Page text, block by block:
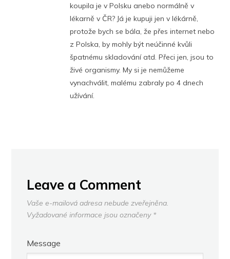
koupila je v Polsku anebo normálně v
lékarně v ČR? Já je kupuji jen v lékárně,
protože bych se bála, že přes internet nebo
z Polska, by mohly být neúčinné kvůli
špatnému skladování atd. Přeci jen, jsou to
živé organismy. My si je nemůžeme
vynachválit, malému zabraly po 4 dnech
užívání.
Leave a Comment
Vaše e-mailová adresa nebude zveřejněna.
Vyžadované informace jsou označeny *
Message